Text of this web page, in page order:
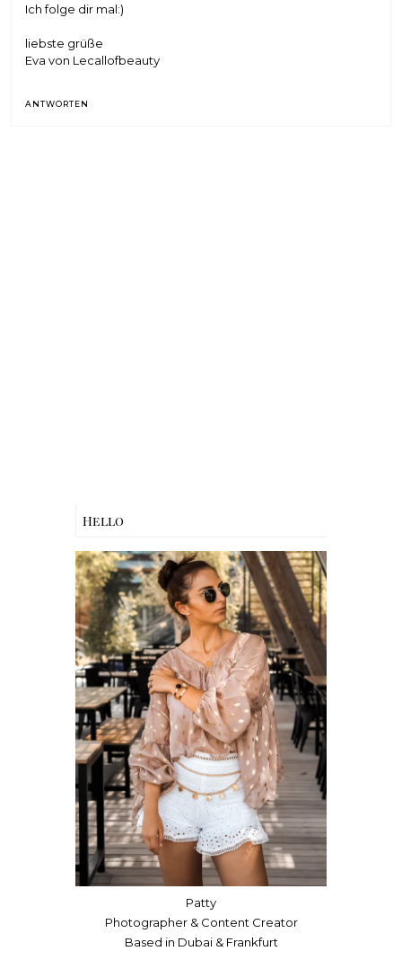
Ich folge dir mal:)
liebste grüße
Eva von Lecallofbeauty
ANTWORTEN
Hello
Patty
Photographer & Content Creator
Based in Dubai & Frankfurt